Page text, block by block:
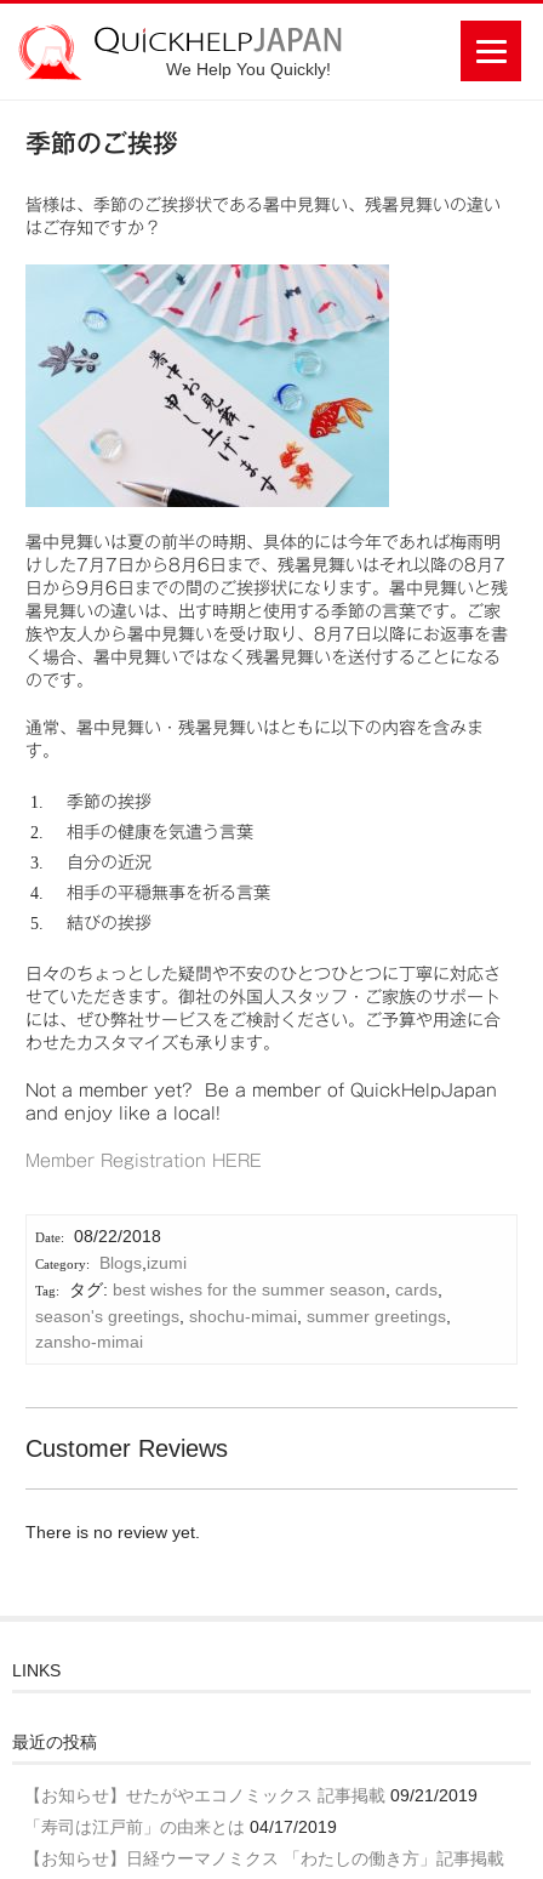
We Help You Quickly!
季節のご挨拶
皆様は、季節のご挨拶状である暑中見舞い、残暑見舞いの違い
はご存知ですか？
暑中見舞いは夏の前半の時期、具体的には今年であれば梅雨明
けした7月7日から8月6日まで、残暑見舞いはそれ以降の8月7
日から9月6日までの間のご挨拶状になります。暑中見舞いと残
暑見舞いの違いは、出す時期と使用する季節の言葉です。ご家
族や友人から暑中見舞いを受け取り、8月7日以降にお返事を書
く場合、暑中見舞いではなく残暑見舞いを送付することになる
のです。
通常、暑中見舞い・残暑見舞いはともに以下の内容を含みま
す。
季節の挨拶
相手の健康を気遣う言葉
自分の近況
相手の平穏無事を祈る言葉
結びの挨拶
日々のちょっとした疑問や不安のひとつひとつに丁寧に対応さ
せていただきます。御社の外国人スタッフ・ご家族のサポート
には、ぜひ弊社サービスをご検討ください。ご予算や用途に合
わせたカスタマイズも承ります。
Not a member yet? Be a member of QuickHelpJapan
and enjoy like a local!
Member Registration HERE
08/22/2018
Blogs, izumi
タグ: best wishes for the summer season cards,
season's greetings ,shochu-mimai ,summer greetings
zansho-mimai
Customer Reviews
There is no review yet.
LINKS
最近の投稿
【お知らせ】せたがやエコノミックス 記事掲載 09/21/2019
「寿司は江戸前」の由来とは 04/17/2019
【お知らせ】日経ウーマノミクス 「わたしの働き方」記事掲載